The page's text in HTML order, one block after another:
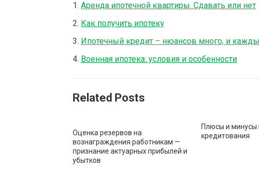
Аренда ипотечной квартиры. Сдавать или нет
Как получить ипотеку
Ипотечный кредит – нюансов много, и
Военная ипотека: условия и особенности
Related Posts
Оценка резервов на
вознаграждения работникам —
признание актуарных прибылей и
убытков
Плюсы и минусы
кредитования